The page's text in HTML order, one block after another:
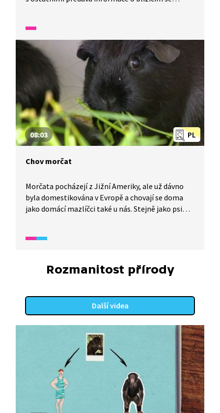
úrodu ovoce. Ale zato v přírodě je na ně radost
pohledět. Africká příroda je fascinující organismus.
Druhý největší a zároveň nejteplejší kontinent
světa. Proto se neváhejte vydat za dalším
dobrodružstvím právě sem.
PL
08:03
Chov morčat
Morčata pocházejí z Jižní Ameriky, ale už dávno
byla domestikována v Evropě a chovají se doma
jako domácí mazlíčci také u nás. Stejně jako psi
na to.
Rozmanitost přírody
Další videa